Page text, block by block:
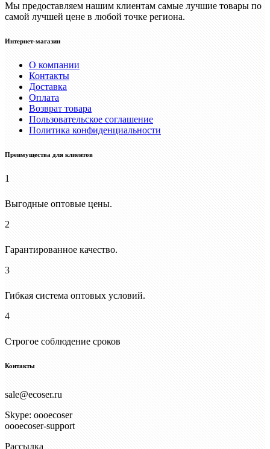
Мы предоставляем нашим клиентам самые лучшие товары по
самой лучшей цене в любой точке региона.
Интернет-магазин
О компании
Контакты
Доставка
Оплата
Возврат товара
Пользовательское соглашение
Политика конфиденциальности
Преимущества для клиентов
1
Выгодные оптовые цены.
2
Гарантированное качество.
3
Гибкая система оптовых условий.
4
Строгое соблюдение сроков
Контакты
sale@ecoser.ru
Skype: oooecoser
oooecoser-support
Рассылка